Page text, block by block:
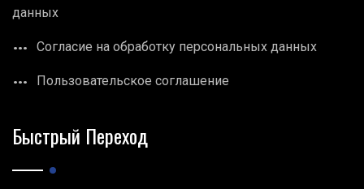
данных
Согласие на обработку персональных данных
Пользовательское соглашение
Быстрый Переход